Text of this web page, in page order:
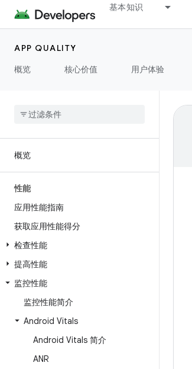
基本知识
APP QUALITY
概览
核心价值 用户体验
概览
性能
应用性能指南
获取应用性能得分
检查性能
提高性能
监控性能
监控性能简介
Android Vitals
Android Vitals 简介
ANR